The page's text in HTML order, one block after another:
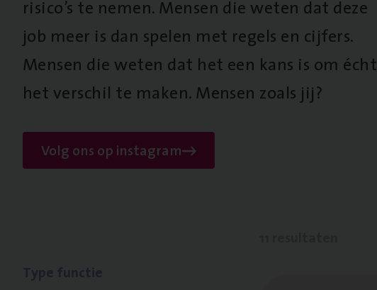
risico’s te nemen. Mensen die weten dat deze
job meer is dan spelen met regels en cijfers.
Mensen die weten dat het een kans is om écht
het verschil te maken. Mensen zoals jij?
Volg ons op instagram